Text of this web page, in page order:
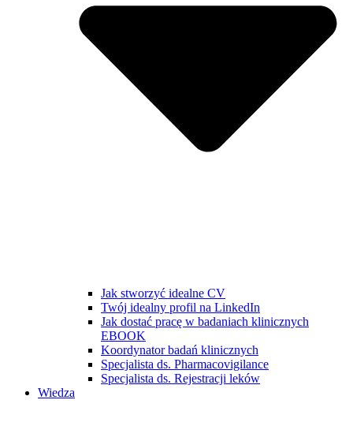
Jak stworzyć idealne CV
Twój idealny profil na LinkedIn
Jak dostać pracę w badaniach klinicznych
EBOOK
Koordynator badań klinicznych
Specjalista ds. Pharmacovigilance
Specjalista ds. Rejestracji leków
Wiedza